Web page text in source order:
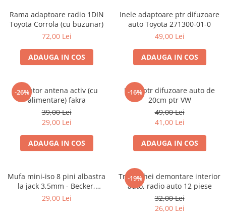
Rama adaptoare radio 1DIN
Toyota Corrola (cu buzunar)
72,00 Lei
ADAUGA IN COS
Inele adaptoare ptr difuzoare
auto Toyota 271300-01-0
49,00 Lei
ADAUGA IN COS
-26%
Adaptor antena activ (cu
alimentare) fakra
39,00 Lei
29,00 Lei
ADAUGA IN COS
-16%
Inele ptr difuzoare auto de
20cm ptr VW
49,00 Lei
41,00 Lei
ADAUGA IN COS
Mufa mini-iso 8 pini albastra
la jack 3,5mm - Becker,
Blaupunkt, VDO
29,00 Lei
-19%
Trusa chei demontare interior
auto, radio auto 12 piese
32,00 Lei
26,00 Lei